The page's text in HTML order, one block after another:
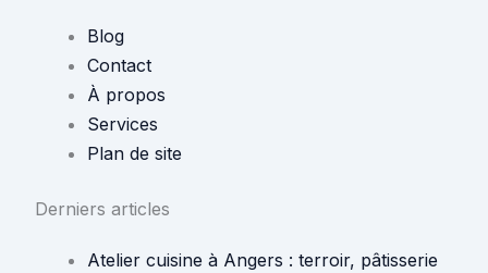
Blog
Contact
À propos
Services
Plan de site
Derniers articles
Atelier cuisine à Angers : terroir, pâtisserie